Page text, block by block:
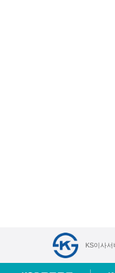
KS이사서